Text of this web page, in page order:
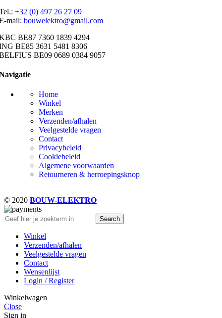
+32 (0) 497 26 27 09
mail: bouwelektro@gmail.com
BE87 7360 1839 4294
BE85 3631 5481 8306
BE09 0689 0384 9057
Home
Winkel
Merken
Verzenden/afhalen
Veelgestelde vragen
Contact
Privacybeleid
Cookiebeleid
Algemene voorwaarden
Retourneren & herroepingsknop
© 2020 BOUW-ELEKTRO
Search
Winkel
Verzenden/afhalen
Veelgestelde vragen
Contact
Wensenlijst
Login / Register
Winkelwagen
Close
Sign in